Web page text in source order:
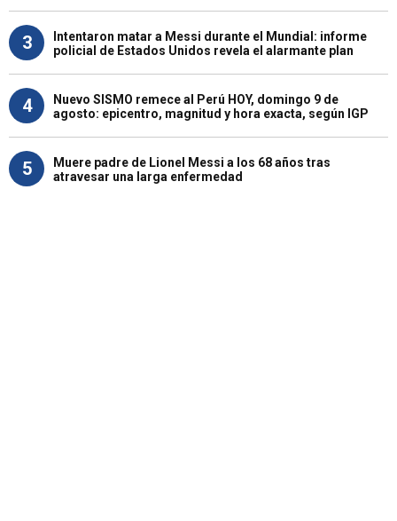
3
Intentaron matar a Messi durante el Mundial: informe
policial de Estados Unidos revela el alarmante plan
4
Nuevo SISMO remece al Perú HOY, domingo 9 de
agosto: epicentro, magnitud y hora exacta, según IGP
5
Muere padre de Lionel Messi a los 68 años tras
atravesar una larga enfermedad